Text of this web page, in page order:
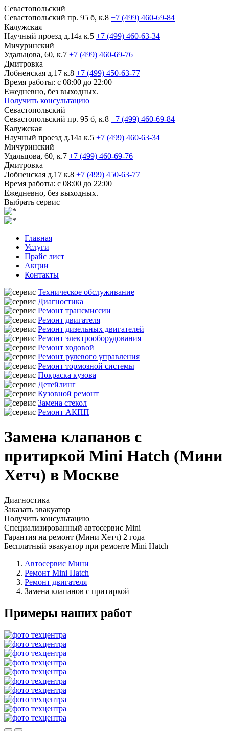
Севастопольский
Севастопольский пр. 95 б, к.8 +7 (499) 460-69-84
Калужская
Научный проезд д.14а к.5 +7 (499) 460-63-34
Мичуринский
Удальцова, 60, к.7 +7 (499) 460-69-76
Дмитровка
Лобненская д.17 к.8 +7 (499) 450-63-77
Время работы: с 08:00 до 22:00
Ежедневно, без выходных.
Получить консультацию
Севастопольский
Севастопольский пр. 95 б, к.8 +7 (499) 460-69-84
Калужская
Научный проезд д.14а к.5 +7 (499) 460-63-34
Мичуринский
Удальцова, 60, к.7 +7 (499) 460-69-76
Дмитровка
Лобненская д.17 к.8 +7 (499) 450-63-77
Время работы: с 08:00 до 22:00
Ежедневно, без выходных.
Выбрать сервис
Главная
Услуги
Прайс лист
Акции
Контакты
Техническое обслуживание
Диагностика
Ремонт трансмиссии
Ремонт двигателя
Ремонт дизельных двигателей
Ремонт электрооборудования
Ремонт ходовой
Ремонт рулевого управления
Ремонт тормозной системы
Покраска кузова
Детейлинг
Кузовной ремонт
Замена стекол
Ремонт АКПП
Замена клапанов с
притиркой Mini Hatch (Мини
Хетч) в Москве
Диагностика
Заказать эвакуатор
Получить консультацию
Специализированный автосервис Mini
Гарантия на ремонт (Мини Хетч) 2 года
Бесплатный эвакуатор при ремонте Mini Hatch
Автосервис Мини
Ремонт Mini Hatch
Ремонт двигателя
Замена клапанов с притиркой
Примеры наших работ